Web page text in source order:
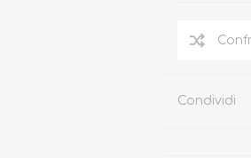
Condividi